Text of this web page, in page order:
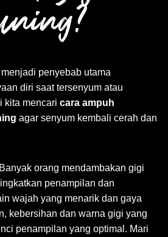
penyebab utama
diri saat tersenyum atau
kita mencari cara ampuh
agar senyum kembali cerah dan
orang mendambakan gigi
penampilan dan
wajah yang menarik dan gaya
kebersihan dan warna gigi yang
penampilan yang optimal. Mari